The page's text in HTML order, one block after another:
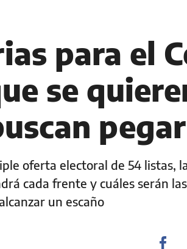
para el
se
oferta electoral de 54 listas,
cada frente y cuáles serán
un escaño